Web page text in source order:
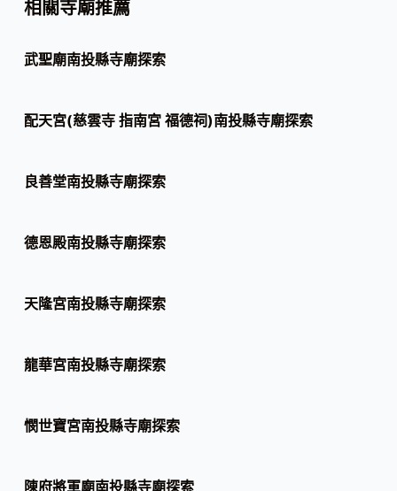
相關寺廟推薦
武聖廟南投縣寺廟探索
配天宮(慈雲寺 指南宮 福德祠)南投縣寺廟探索
良善堂南投縣寺廟探索
德恩殿南投縣寺廟探索
天隆宮南投縣寺廟探索
龍華宮南投縣寺廟探索
憫世寶宮南投縣寺廟探索
陳府將軍廟南投縣寺廟探索